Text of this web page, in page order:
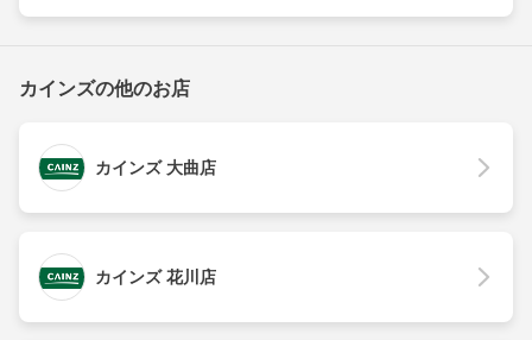
カインズの他のお店
カインズ 大曲店
カインズ 花川店